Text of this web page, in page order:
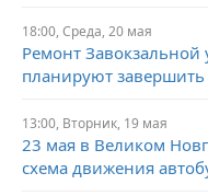
18:00, Среда, 20 мая
Ремонт
планируют
13:00, Вторник, 19 мая
23 мая в Великом
схема движения